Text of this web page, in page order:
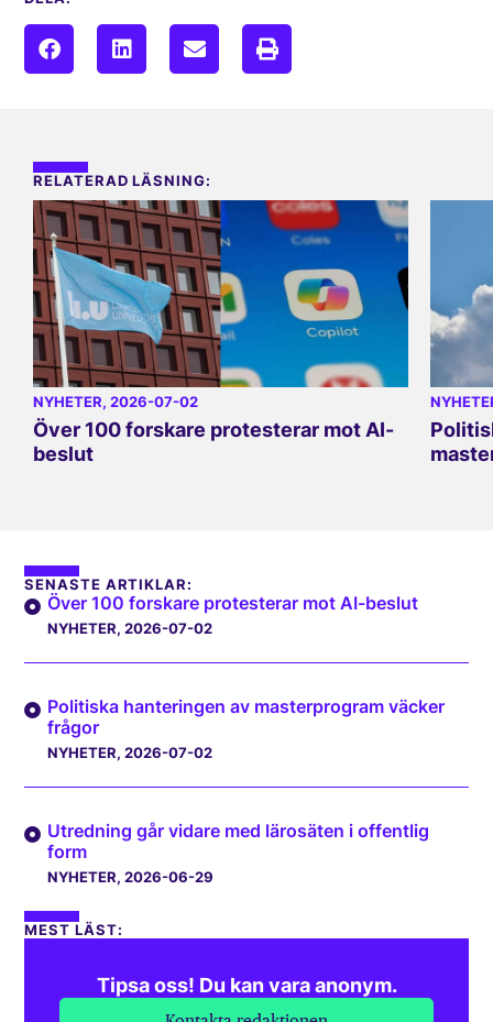
RELATERAD LÄSNING:
NYHETER, 2026-07-02
Över 100 forskare protesterar mot AI-
beslut
SENASTE ARTIKLAR:
Över 100 forskare protesterar mot AI-beslut
NYHETER, 2026-07-02
Politiska hanteringen av masterprogram väcker
frågor
NYHETER, 2026-07-02
Utredning går vidare med lärosäten i offentlig
form
NYHETER, 2026-06-29
MEST LÄST:
Tipsa oss! Du kan vara anonym.